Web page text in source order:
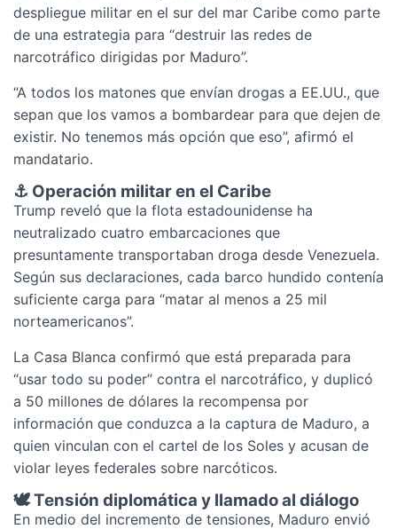
despliegue militar en el sur del mar Caribe como parte
de una estrategia para “destruir las redes de
narcotráfico dirigidas por Maduro”.
“A todos los matones que envían drogas a EE.UU., que
sepan que los vamos a bombardear para que dejen de
existir. No tenemos más opción que eso”, afirmó el
mandatario.
⚓ Operación militar en el Caribe
Trump reveló que la flota estadounidense ha
neutralizado cuatro embarcaciones que
presuntamente transportaban droga desde Venezuela.
Según sus declaraciones, cada barco hundido contenía
suficiente carga para “matar al menos a 25 mil
norteamericanos”.
La Casa Blanca confirmó que está preparada para
“usar todo su poder” contra el narcotráfico, y duplicó
a 50 millones de dólares la recompensa por
información que conduzca a la captura de Maduro, a
quien vinculan con el cartel de los Soles y acusan de
violar leyes federales sobre narcóticos.
🕊️ Tensión diplomática y llamado al diálogo
En medio del incremento de tensiones, Maduro envió